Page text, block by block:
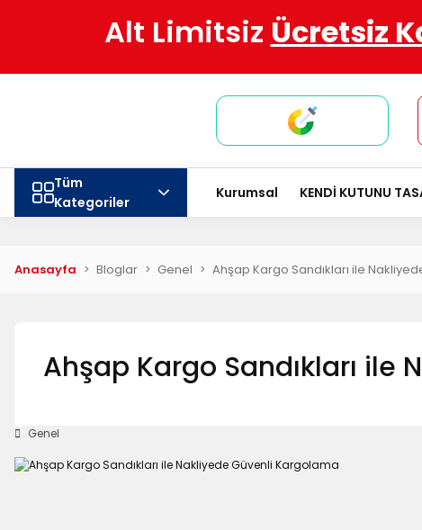
Alt Limitsiz Ücretsiz
Tüm
Kategoriler
Kurumsal KENDİ KUTUNU
Anasayfa Bloglar Genel Ahşap Kargo Sandıkları ile
Ahşap Kargo Sandıkları
Genel